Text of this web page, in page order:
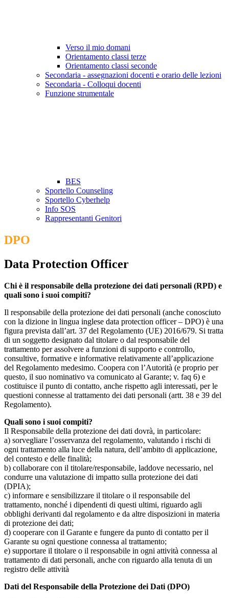
Verso il mio domani
Orientamento classi terze
Orientamento classi seconde
Secondaria - assegnazioni docenti e orario delle lezioni
Secondaria - Colloqui docenti
Funzione strumentale
BES
Sportello Counseling
Sportello Cyberhelp
Info SOS
Rappresentanti Genitori
DPO
Data Protection Officer
Chi è il responsabile della protezione dei dati personali (RPD) e
quali sono i suoi compiti?
Il responsabile della protezione dei dati personali (anche conosciuto
con la dizione in lingua inglese data protection officer – DPO) è una
figura prevista dall’art. 37 del Regolamento (UE) 2016/679. Si tratta
di un soggetto designato dal titolare o dal responsabile del
trattamento per assolvere a funzioni di supporto e controllo,
consultive, formative e informative relativamente all’applicazione
del Regolamento medesimo. Coopera con l’Autorità (e proprio per
questo, il suo nominativo va comunicato al Garante; v. faq 6) e
costituisce il punto di contatto, anche rispetto agli interessati, per le
questioni connesse al trattamento dei dati personali (artt. 38 e 39 del
Regolamento).
Quali sono i suoi compiti?
Il Responsabile della protezione dei dati dovrà, in particolare:
a) sorvegliare l’osservanza del regolamento, valutando i rischi di
ogni trattamento alla luce della natura, dell’ambito di applicazione,
del contesto e delle finalità;
b) collaborare con il titolare/responsabile, laddove necessario, nel
condurre una valutazione di impatto sulla protezione dei dati
(DPIA);
c) informare e sensibilizzare il titolare o il responsabile del
trattamento, nonché i dipendenti di questi ultimi, riguardo agli
obblighi derivanti dal regolamento e da altre disposizioni in materia
di protezione dei dati;
d) cooperare con il Garante e fungere da punto di contatto per il
Garante su ogni questione connessa al trattamento;
e) supportare il titolare o il responsabile in ogni attività connessa al
trattamento di dati personali, anche con riguardo alla tenuta di un
registro delle attività
Dati del Responsabile della Protezione dei Dati (DPO)